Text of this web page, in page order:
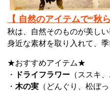
【 自然のアイテムで“秋
秋は、自然そのものが美しい
身近な素材を取り入れて、
★おすすめアイテム★
・
ドライフラワー （ススキ
・ 木の実 （どんぐり、松ぼっ